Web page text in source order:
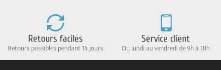
Retours faciles
Retours possibles pendant 14 jours
Service client
Du lundi au vendredi de 9h à 18h